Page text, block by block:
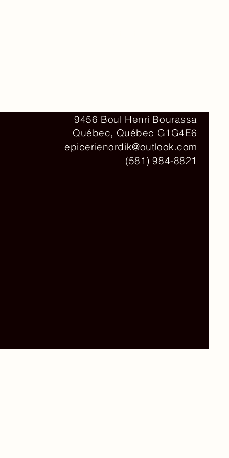
9456 Boul Henri Bourassa
Québec, Québec G1G4E6
epicerienordik@outlook.com
(581) 984-8821